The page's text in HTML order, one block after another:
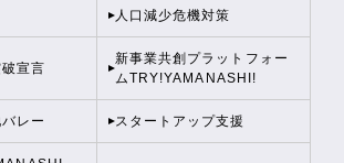
人口減少危機対策
宣言
新事業共創プラットフォー
ムTRY!YAMANASHI!
レー スタートアップ支援